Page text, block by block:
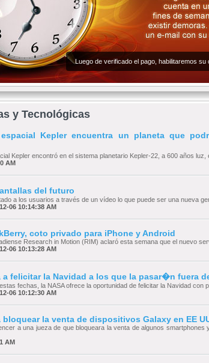
Luego de verificado el pago, habilitaremos
y Tecnológicas
Kepler encuentra un planeta que
Kepler encontró en el sistema planetario Kepler-22, a 600 años luz,
AM
del futuro
a los usuarios a través de un vídeo lo que puede ser una nueva
06 10:14:38 AM
coto privado para iPhone y Android
Research in Motion (RIM) aclaró esta semana que el nuevo
06 10:13:28 AM
a felicitar la Navidad a los que la pasar�n fuera
fechas, la NASA ofrece la oportunidad de felicitar la Navidad con
06 10:12:30 AM
la venta de dispositivos Galaxy en EE
a una jueza de que bloqueara la venta de algunos smartphones
AM